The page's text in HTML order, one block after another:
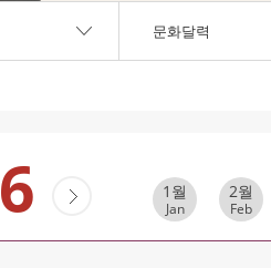
문화달력
6 1월
Jan
2월
Feb